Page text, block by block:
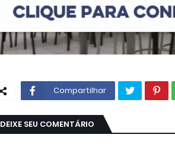
Compartilhar
DEIXE SEU COMENTÁRIO